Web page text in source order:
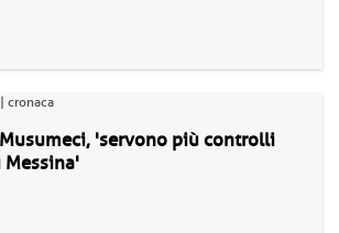
cronaca
'servono più controlli